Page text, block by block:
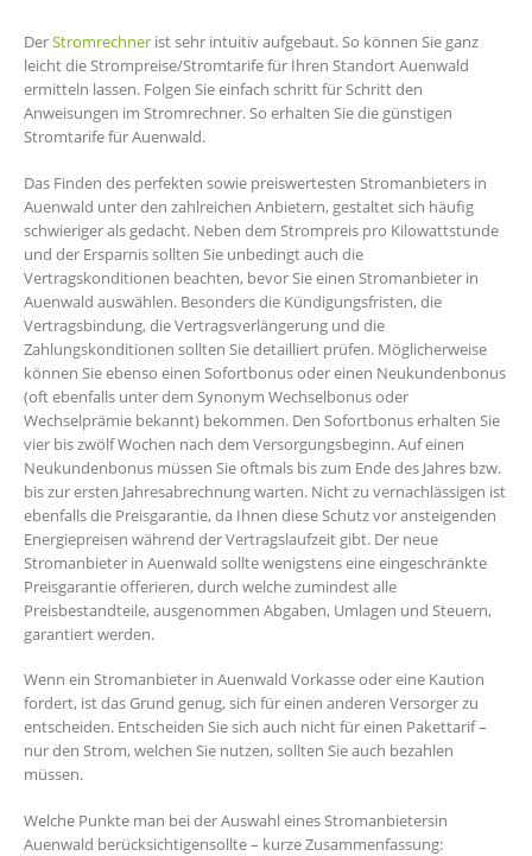
DerStromrechner ist sehr intuitiv aufgebaut. So können Sie ganz
leicht die Strompreise/Stromtarife für Ihren Standort Auenwald
ermitteln lassen. Folgen Sie einfach schritt für Schritt den
Anweisungen im Stromrechner. So erhalten Sie die günstigen
Stromtarife für Auenwald.
Das Finden des perfekten sowie preiswertesten Stromanbieters in
Auenwald unter den zahlreichen Anbietern, gestaltet sich häufig
schwieriger als gedacht. Neben dem Strompreis pro Kilowattstunde
und der Ersparnis sollten Sie unbedingt auch die
Vertragskonditionen beachten, bevor Sie einen Stromanbieter in
Auenwald auswählen. Besonders die Kündigungsfristen, die
Vertragsbindung, die Vertragsverlängerung und die
Zahlungskonditionen sollten Sie detailliert prüfen. Möglicherweise
können Sie ebenso einen Sofortbonus oder einen Neukundenbonus
(oft ebenfalls unter dem Synonym Wechselbonus oder
Wechselprämie bekannt) bekommen. Den Sofortbonus erhalten Sie
vier bis zwölf Wochen nach dem Versorgungsbeginn. Auf einen
Neukundenbonus müssen Sie oftmals bis zum Ende des Jahres bzw.
bis zur ersten Jahresabrechnung warten. Nicht zu vernachlässigen ist
ebenfalls die Preisgarantie, da Ihnen diese Schutz vor ansteigenden
Energiepreisen während der Vertragslaufzeit gibt. Der neue
Stromanbieter in Auenwald sollte wenigstens eine eingeschränkte
Preisgarantie offerieren, durch welche zumindest alle
Preisbestandteile, ausgenommen Abgaben, Umlagen und Steuern,
garantiert werden.
Wenn ein Stromanbieter in Auenwald Vorkasse oder eine Kaution
fordert, ist das Grund genug, sich für einen anderen Versorger zu
entscheiden. Entscheiden Sie sich auch nicht für einen Pakettarif –
nur den Strom, welchen Sie nutzen, sollten Sie auch bezahlen
müssen.
Welche Punkte man bei der Auswahl eines Stromanbietersin
Auenwald berücksichtigensollte – kurze Zusammenfassung: